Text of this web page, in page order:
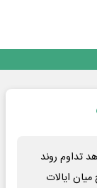
تجارت و همگرایی
منطقه یک
تجارت و همگرایی
هفته منتهی به اول مه ۲۰۲۶ شاهد تداوم روند
ایالات